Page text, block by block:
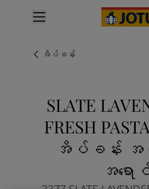
အတွင်းပိုင်းဆေးသုတ်ခြင်း
အိမ်အပြင်သုတ်ဆေးအမျိုးအစားများ
Interior Paint Colours
အတွင်းခန်းအရောင်အားလုံး
Exterior Paint Colours
အရောင်ချပ်များ
အိပ်ခန်း
SLATE
FRESH
အိပ်ခန်း အတွ
အရောင်